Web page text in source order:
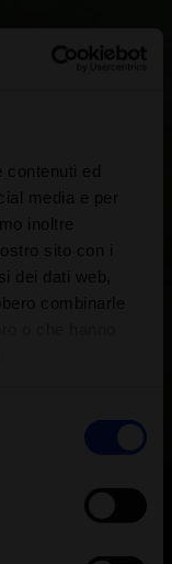
contenuti ed
media e per
inoltre
sito con i
dei dati web,
combinarle